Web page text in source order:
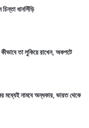
ধানসিঁড়ি
তা লুকিয়ে রাখেন, অকপটে
মধ্যেই নামবে অন্ধকার, ভারত থেকে